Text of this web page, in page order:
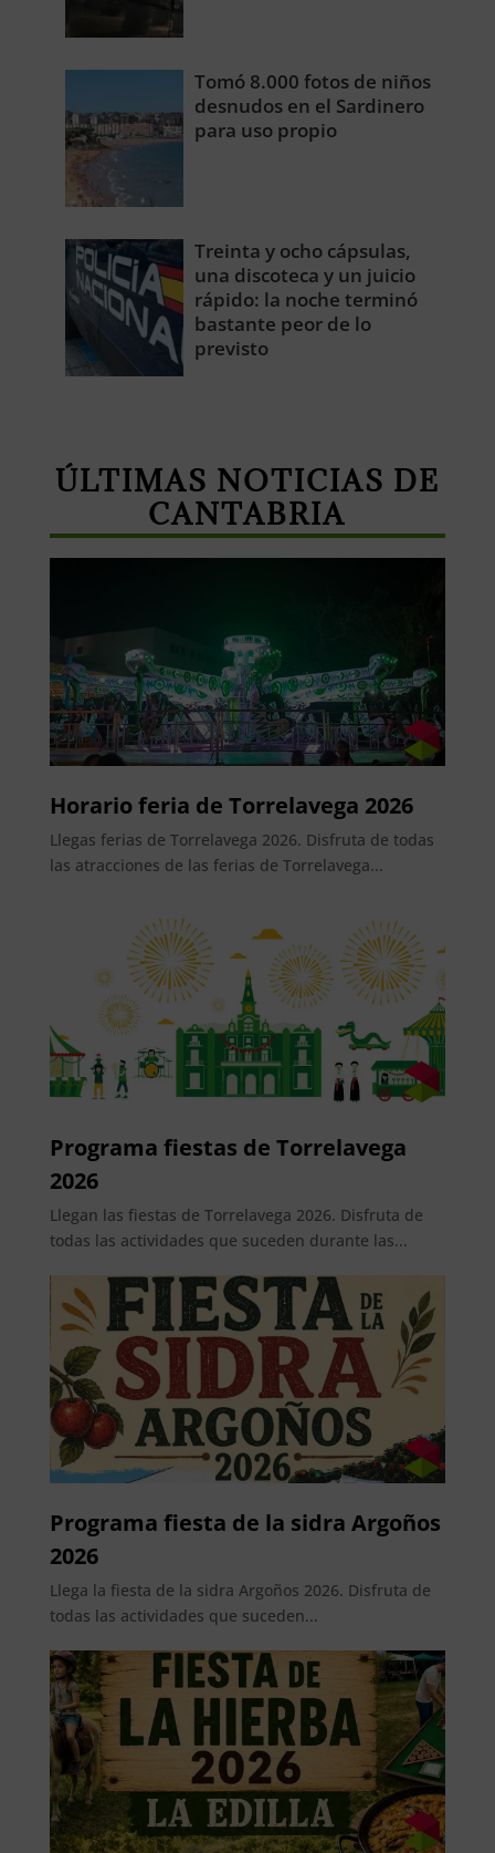
Tomó 8.000 fotos de niños
desnudos en el Sardinero
para uso propio
Treinta y ocho cápsulas,
una discoteca y un juicio
rápido: la noche terminó
bastante peor de lo
previsto
ÚLTIMAS NOTICIAS DE
CANTABRIA
Horario feria de Torrelavega 2026
Llegas ferias de Torrelavega 2026. Disfruta de todas
las atracciones de las ferias de Torrelavega...
Programa fiestas de Torrelavega
2026
Llegan las fiestas de Torrelavega 2026. Disfruta de
todas las actividades que suceden durante las...
Programa fiesta de la sidra Argoños
2026
Llega la fiesta de la sidra Argoños 2026. Disfruta de
todas las actividades que suceden...